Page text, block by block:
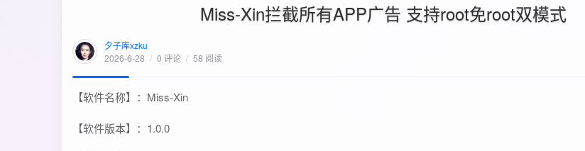
Miss-Xin拦截所有APP广告 支持root免root双模式
夕子库xzku
2026-6-28 / 0 评论 / 58 阅读
【软件名称】：Miss-Xin
【软件版本】：1.0.0